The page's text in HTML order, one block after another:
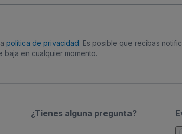
política de privacidad. Es posible que recibas
baja en cualquier momento.
¿Tienes alguna pregunta?